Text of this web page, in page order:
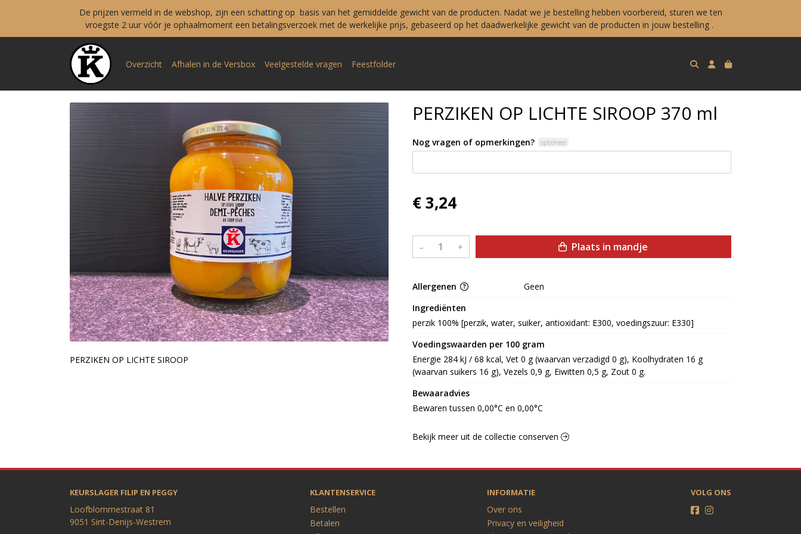
De prijzen vermeld in de webshop, zijn een schatting op basis van het gemiddelde gewicht van de producten. Nadat we je bestelling hebben voorbereid, sturen we ten
vroegste 2 uur vóór je ophaalmoment een betalingsverzoek met de werkelijke prijs, gebaseerd op het daadwerkelijke gewicht van de producten in jouw bestelling .
Overzicht Afhalen in de Versbox Veelgestelde vragen Feestfolder
PERZIKEN OP LICHTE SIROOP
PERZIKEN OP LICHTE SIROOP 370 ml
Nog vragen of opmerkingen? optioneel
€ 3,24
– + Plaats in mandje
Allergenen
Geen
Ingrediënten
perzik 100% [perzik, water, suiker, antioxidant: E300, voedingszuur: E330]
Voedingswaarden per 100 gram
Energie 284 kJ / 68 kcal, Vet 0 g (waarvan verzadigd 0 g), Koolhydraten 16 g
(waarvan suikers 16 g), Vezels 0,9 g, Eiwitten 0,5 g, Zout 0 g.
Bewaaradvies
Bewaren tussen 0,00°C en 0,00°C
Bekijk meer uit de collectie conserven
KEURSLAGER FILIP EN PEGGY
Loofblommestraat 81
9051 Sint-Denijs-Westrem
KLANTENSERVICE
Bestellen
Betalen
INFORMATIE
Over ons
Privacy en veiligheid
VOLG ONS